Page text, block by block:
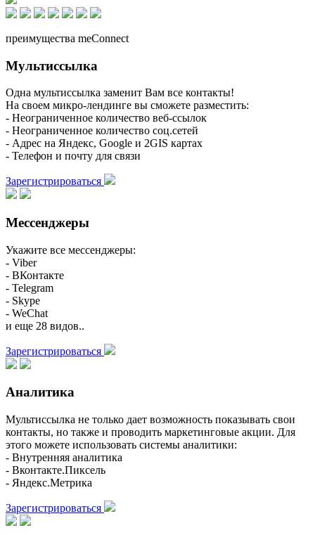
преимущества meConnect
Мультиссылка
Одна мультиссылка заменит Вам все контакты!
На своем микро-лендинге вы сможете разместить:
- Неограниченное количество веб-ссылок
- Неограниченное количество соц.сетей
- Адрес на Яндекс, Google и 2GIS картах
- Телефон и почту для связи
Зарегистрироваться
Мессенджеры
Укажите все мессенджеры:
- Viber
- ВКонтакте
- Telegram
- Skype
- WeChat
и еще 28 видов..
Зарегистрироваться
Аналитика
Мультиссылка не только дает возможность показывать свои
контакты, но также и проводить маркетинговые акции. Для
этого можете использовать системы аналитики:
- Внутренняя аналитика
- Вконтакте.Пиксель
- Яндекс.Метрика
Зарегистрироваться